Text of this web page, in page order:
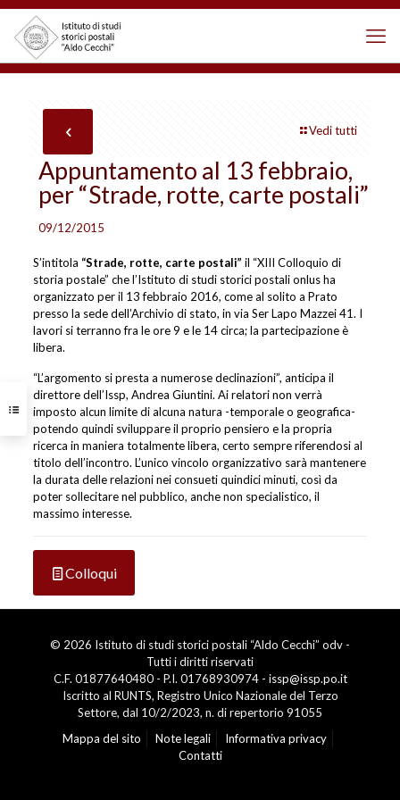
Vedi tutti
Appuntamento al 13 febbraio,
per “Strade, rotte, carte postali”
09/12/2015
S’intitola “Strade, rotte, carte postali” il “XIII Colloquio di
storia postale” che l’Istituto di studi storici postali onlus ha
organizzato per il 13 febbraio 2016, come al solito a Prato
presso la sede dell’Archivio di stato, in via Ser Lapo Mazzei 41. I
lavori si terranno fra le ore 9 e le 14 circa; la partecipazione è
libera.
“L’argomento si presta a numerose declinazioni”, anticipa il
direttore dell’Issp, Andrea Giuntini. Ai relatori non verrà
imposto alcun limite di alcuna natura -temporale o geografica-
potendo quindi sviluppare il proprio pensiero e la propria
ricerca in maniera totalmente libera, certo sempre riferendosi al
titolo dell’incontro. L’unico vincolo organizzativo sarà mantenere
la durata delle relazioni nei consueti quindici minuti, così da
poter sollecitare nel pubblico, anche non specialistico, il
massimo interesse.
Colloqui
© 2026 Istituto di studi storici postali “Aldo Cecchi” odv -
Tutti i diritti riservati
C.F. 01877640480 - P.I. 01768930974 - issp@issp.po.it
Iscritto al RUNTS, Registro Unico Nazionale del Terzo
Settore, dal 10/2/2023, n. di repertorio 91055
Mappa del sito
Note legali
Informativa privacy
Contatti